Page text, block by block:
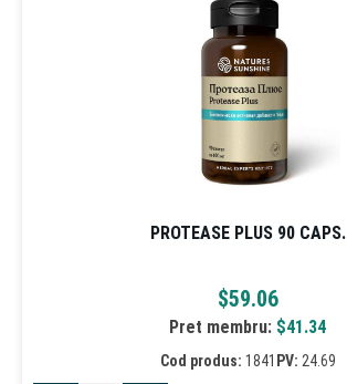
PROTEASE PLUS 90 CAPS.
$59.06
Pret membru: $41.34
Cod produs: 1841 PV: 24.69